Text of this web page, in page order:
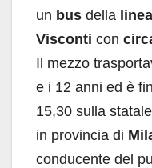
un bus della
Visconti con
Il mezzo
e i 12 anni ed è
15,30 sulla
in provincia di
conducente del